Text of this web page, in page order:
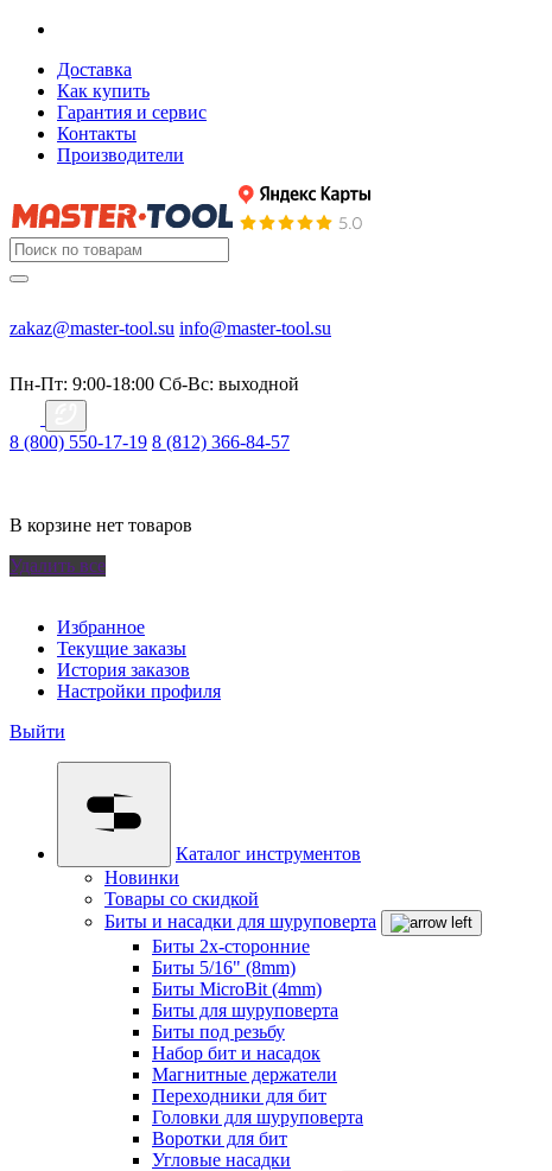
Доставка
Как купить
Гарантия и сервис
Контакты
Производители
zakaz@master-tool.su info@master-tool.su
Пн-Пт: 9:00-18:00 Cб-Вс: выходной
8 (800) 550-17-19 8 (812) 366-84-57
В корзине нет товаров
Удалить все
Избранное
Текущие заказы
История заказов
Настройки профиля
Выйти
Каталог инструментов
Новинки
Товары со скидкой
Биты и насадки для шуруповерта
Биты 2х-сторонние
Биты 5/16" (8mm)
Биты MicroBit (4mm)
Биты для шуруповерта
Биты под резьбу
Набор бит и насадок
Магнитные держатели
Переходники для бит
Головки для шуруповерта
Воротки для бит
Угловые насадки